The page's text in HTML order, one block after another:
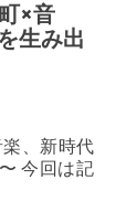
×音
生み出
楽、新時代
今回は記